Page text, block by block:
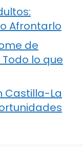
Afrontarlo
de
lo que
Castilla-La